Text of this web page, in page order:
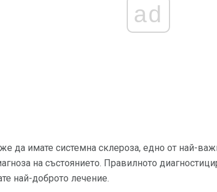
ad
да имате системна склероза, едно от най-
на състоянието. Правилното
най-доброто лечение.